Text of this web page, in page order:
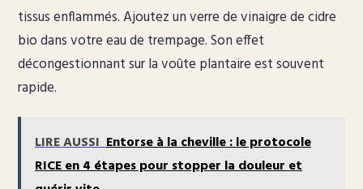
tissus enflammés. Ajoutez un verre de vinaigre de cidre
bio dans votre eau de trempage. Son effet
décongestionnant sur la voûte plantaire est souvent
rapide.
LIRE AUSSI Entorse à la cheville : le protocole
RICE en 4 étapes pour stopper la douleur et